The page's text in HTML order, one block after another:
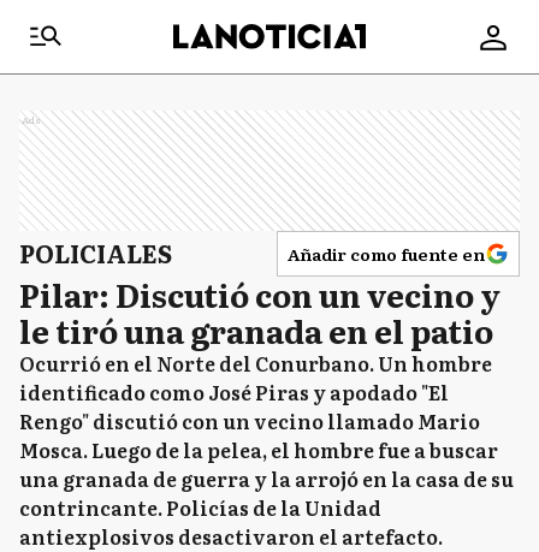
Ads
POLICIALES Añadir como fuente en
Pilar: Discutió con un vecino y
le tiró una granada en el patio
Ocurrió en el Norte del Conurbano. Un hombre
identificado como José Piras y apodado "El
Rengo" discutió con un vecino llamado Mario
Mosca. Luego de la pelea, el hombre fue a buscar
una granada de guerra y la arrojó en la casa de su
contrincante. Policías de la Unidad
antiexplosivos desactivaron el artefacto.